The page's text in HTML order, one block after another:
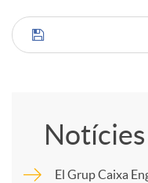
C
El Grup Caixa